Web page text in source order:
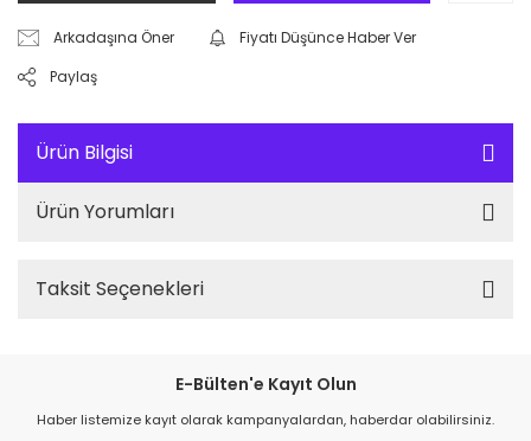
Arkadaşına Öner
Fiyatı Düşünce Haber Ver
Paylaş
Ürün Bilgisi
Ürün Yorumları
Taksit Seçenekleri
E-Bülten'e Kayıt Olun
Haber listemize kayıt olarak kampanyalardan, haberdar olabilirsiniz.